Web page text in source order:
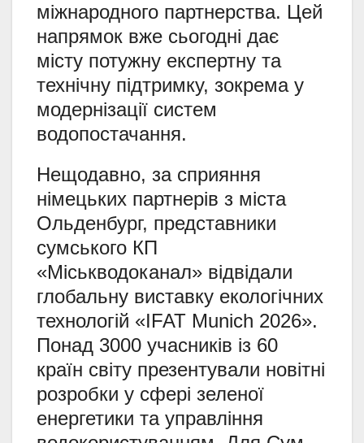
міжнародного партнерства. Цей
напрямок вже сьогодні дає
місту потужну експертну та
технічну підтримку, зокрема у
модернізації систем
водопостачання.
Нещодавно, за сприяння
німецьких партнерів з міста
Ольденбург, представники
сумського КП
«Міськводоканал» відвідали
глобальну виставку екологічних
технологій «IFAT Munich 2026».
Понад 3000 учасників із 60
країн світу презентували новітні
розробки у сфері зеленої
енергетики та управління